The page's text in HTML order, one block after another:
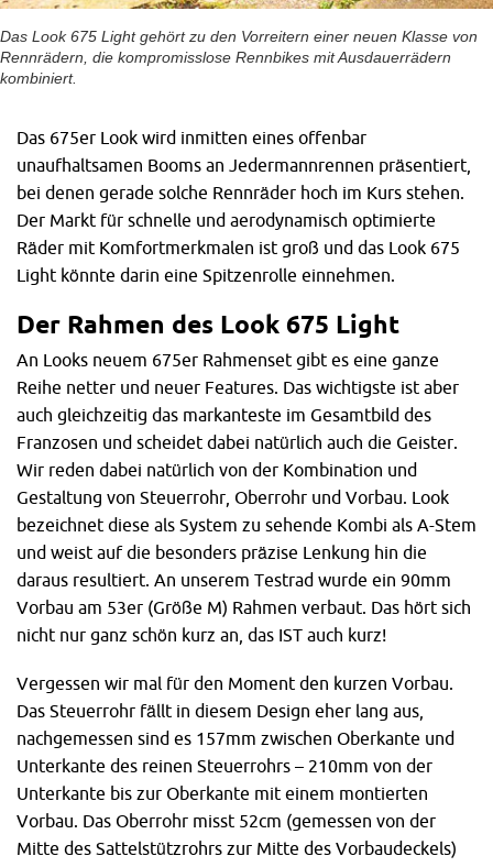
Das Look 675 Light gehört zu den Vorreitern einer neuen Klasse von
Rennrädern, die kompromisslose Rennbikes mit Ausdauerrädern
kombiniert.
Das 675er Look wird inmitten eines offenbar
unaufhaltsamen Booms an Jedermannrennen präsentiert,
bei denen gerade solche Rennräder hoch im Kurs stehen.
Der Markt für schnelle und aerodynamisch optimierte
Räder mit Komfortmerkmalen ist groß und das Look 675
Light könnte darin eine Spitzenrolle einnehmen.
Der Rahmen des Look 675 Light
An Looks neuem 675er Rahmenset gibt es eine ganze
Reihe netter und neuer Features. Das wichtigste ist aber
auch gleichzeitig das markanteste im Gesamtbild des
Franzosen und scheidet dabei natürlich auch die Geister.
Wir reden dabei natürlich von der Kombination und
Gestaltung von Steuerrohr, Oberrohr und Vorbau. Look
bezeichnet diese als System zu sehende Kombi als A-Stem
und weist auf die besonders präzise Lenkung hin die
daraus resultiert. An unserem Testrad wurde ein 90mm
Vorbau am 53er (Größe M) Rahmen verbaut. Das hört sich
nicht nur ganz schön kurz an, das IST auch kurz!
Vergessen wir mal für den Moment den kurzen Vorbau.
Das Steuerrohr fällt in diesem Design eher lang aus,
nachgemessen sind es 157mm zwischen Oberkante und
Unterkante des reinen Steuerrohrs – 210mm von der
Unterkante bis zur Oberkante mit einem montierten
Vorbau. Das Oberrohr misst 52cm (gemessen von der
Mitte des Sattelstützrohrs zur Mitte des Vorbaudeckels)